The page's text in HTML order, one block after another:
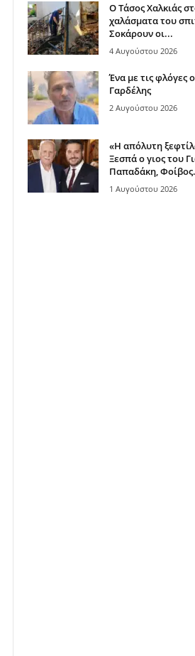
Ο Τάσος Χαλκιάς
χαλάσματα του
Σοκάρουν οι...
4 Αυγούστου 2026
Ένα με τις φλόγες
Γαρδέλης
2 Αυγούστου 2026
«Η απόλυτη
Ξεσπά ο γιος του
Παπαδάκη,
1 Αυγούστου 2026